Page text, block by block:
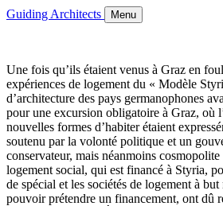
Guiding Architects Menu
Une fois qu’ils étaient venus à Graz en
expériences de logement du « Modèle
d’architecture des pays germanophones
pour une excursion obligatoire à Graz, où
nouvelles formes d’habiter étaient
soutenu par la volonté politique et un
conservateur, mais néanmoins
logement social, qui est financé à Styria,
de spécial et les sociétés de logement à
pouvoir prétendre un financement, ont dû